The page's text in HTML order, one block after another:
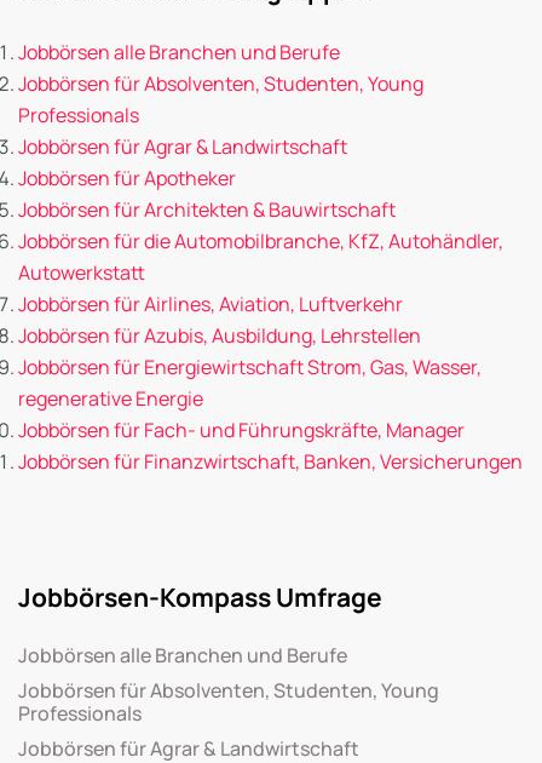
Jobbörsen alle Branchen und Berufe
Jobbörsen für Absolventen, Studenten, Young
Professionals
Jobbörsen für Agrar & Landwirtschaft
Jobbörsen für Apotheker
Jobbörsen für Architekten & Bauwirtschaft
Jobbörsen für die Automobilbranche, KfZ, Autohändler,
Autowerkstatt
Jobbörsen für Airlines, Aviation, Luftverkehr
Jobbörsen für Azubis, Ausbildung, Lehrstellen
Jobbörsen für Energiewirtschaft Strom, Gas, Wasser,
regenerative Energie
Jobbörsen für Fach- und Führungskräfte, Manager
Jobbörsen für Finanzwirtschaft, Banken, Versicherungen
Jobbörsen-Kompass Umfrage
Jobbörsen alle Branchen und Berufe
Jobbörsen für Absolventen, Studenten, Young
Professionals
Jobbörsen für Agrar & Landwirtschaft